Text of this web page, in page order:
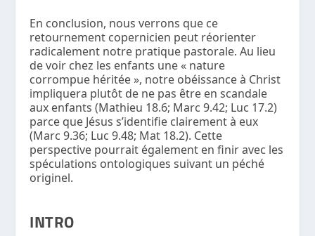
En conclusion, nous verrons que ce
retournement copernicien peut réorienter
radicalement notre pratique pastorale. Au lieu
de voir chez les enfants une « nature
corrompue héritée », notre obéissance à Christ
impliquera plutôt de ne pas être en scandale
aux enfants (Mathieu 18.6; Marc 9.42; Luc 17.2)
parce que Jésus s’identifie clairement à eux
(Marc 9.36; Luc 9.48; Mat 18.2). Cette
perspective pourrait également en finir avec les
spéculations ontologiques suivant un péché
originel.
INTRO